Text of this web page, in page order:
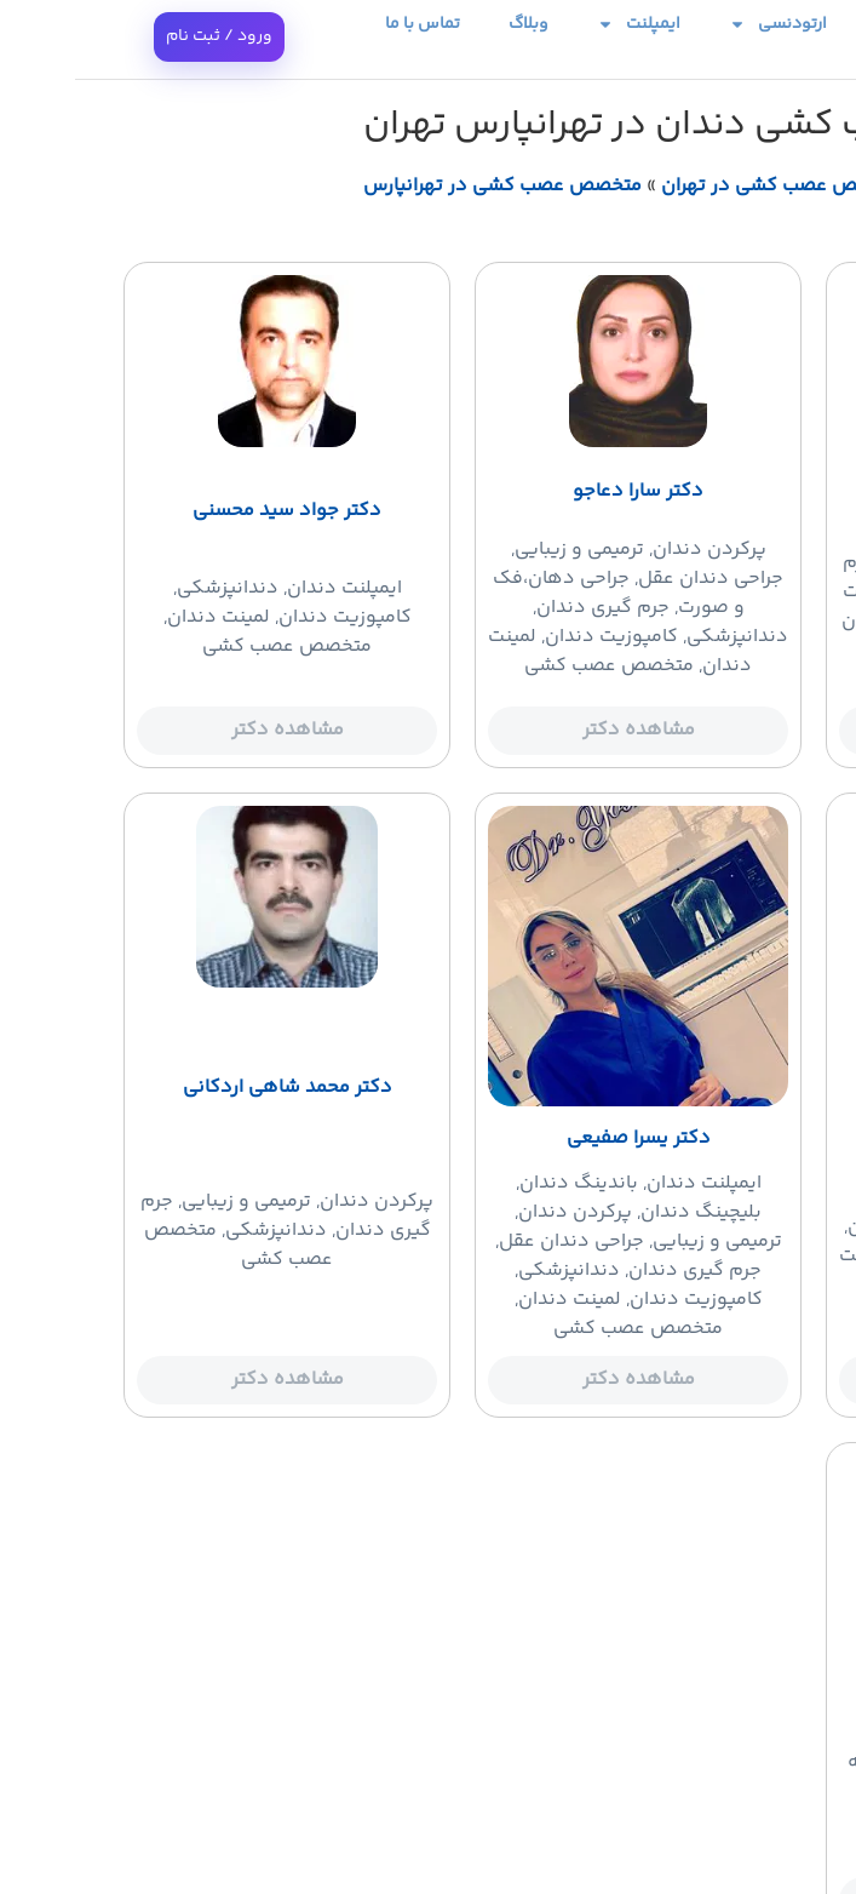
ارتودنسی ایمپلنت وبلاگ تماس با ما ورود / ثبت نام
دندان در تهرانپارس تهران
عصب کشی در تهران »متخصص عصب کشی در تهرانپارس
دکتر سارا دعاجو
پرکردن دندان, ترمیمی و زیبایی,
جراحی دندان عقل, جراحی دهان،فک
و صورت, جرم گیری دندان,
دندانپزشکی, کامپوزیت دندان, لمینت
دندان, متخصص عصب کشی
مشاهده دکتر
دکتر جواد سید محسنی
ایمپلنت دندان, دندانپزشکی,
کامپوزیت دندان, لمینت دندان,
متخصص عصب کشی
مشاهده دکتر
دکتر یسرا صفیعی
ایمپلنت دندان, باندینگ دندان,
بلیچینگ دندان, پرکردن دندان,
ترمیمی و زیبایی, جراحی دندان عقل,
جرم گیری دندان, دندانپزشکی,
کامپوزیت دندان, لمینت دندان,
متخصص عصب کشی
مشاهده دکتر
دکتر محمد شاهی اردکانی
پرکردن دندان, ترمیمی و زیبایی, جرم
گیری دندان, دندانپزشکی, متخصص
عصب کشی
مشاهده دکتر